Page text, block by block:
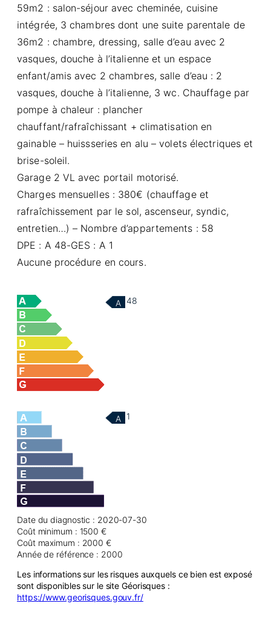
59m2 : salon-séjour avec cheminée, cuisine
intégrée, 3 chambres dont une suite parentale de
36m2 : chambre, dressing, salle d’eau avec 2
vasques, douche à l’italienne et un espace
enfant/amis avec 2 chambres, salle d’eau : 2
vasques, douche à l’italienne, 3 wc. Chauffage par
pompe à chaleur : plancher
chauffant/rafraîchissant + climatisation en
gainable – huissseries en alu – volets électriques et
brise-soleil.
Garage 2 VL avec portail motorisé.
Charges mensuelles : 380€ (chauffage et
rafraîchissement par le sol, ascenseur, syndic,
entretien…) – Nombre d’appartements : 58
DPE : A 48-GES : A 1
Aucune procédure en cours.
A 48
A 1
Date du diagnostic : 2020-07-30
Coût minimum : 1500 €
Coût maximum : 2000 €
Année de référence : 2000
Les informations sur les risques auxquels ce bien est exposé
sont disponibles sur le site Géorisques :
https://www.georisques.gouv.fr/